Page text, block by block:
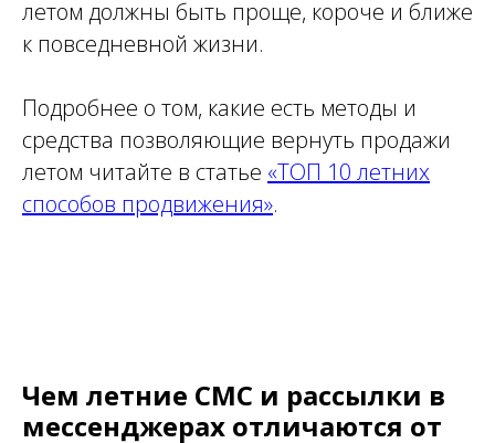
летом должны быть проще, короче и ближе
к повседневной жизни.
Подробнее о том, какие есть методы и
средства позволяющие вернуть продажи
летом читайте в статье «ТОП 10 летних
способов продвижения».
Чем летние СМС и рассылки в
мессенджерах отличаются от